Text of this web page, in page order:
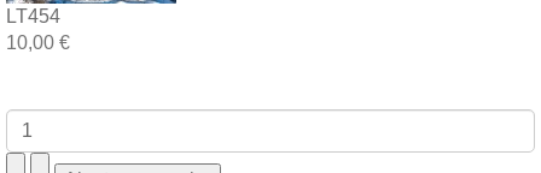
LT454
10,00 €